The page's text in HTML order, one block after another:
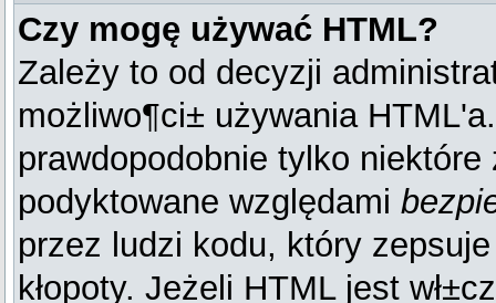
Czy mogę używać HTML?
Zależy to od decyzji
możliwo¶ci± używania
prawdopodobnie tylko niektóre
podyktowane względami
przez ludzi kodu, który
kłopoty. Jeżeli HTML jest